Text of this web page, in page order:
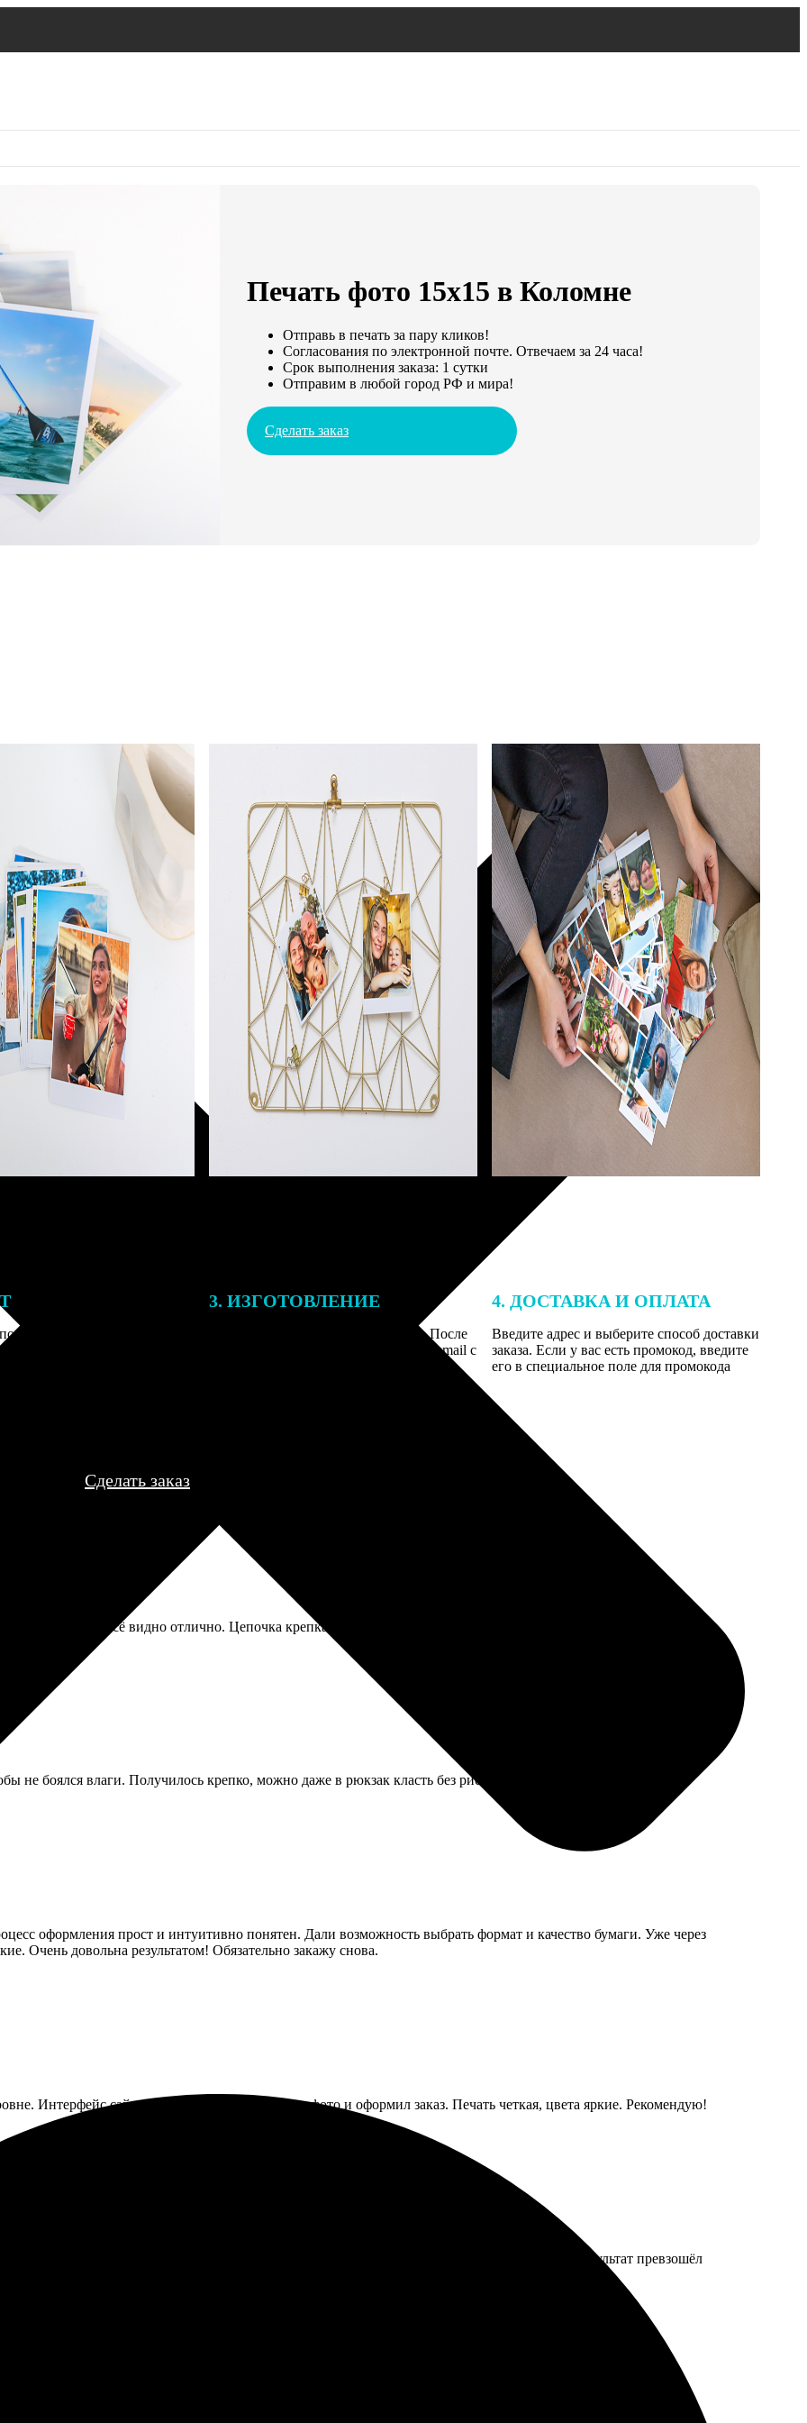
Печать фото 15х15 в Коломне
Отправь в печать за пару кликов!
Согласования по электронной почте. Отвечаем за 24 часа!
Срок выполнения заказа: 1 сутки
Отправим в любой город РФ и мира!
Сделать заказ
заказа к печати
могут связаться с Вами
телефону или email для
деталей.
3. ИЗГОТОВЛЕНИЕ
Оплатите заказ банковской картой. После
оплаты получите подтверждение на email с
описанием заказа. Когда отправим заказ
4. ДОСТАВКА И ОПЛАТА
Введите адрес и выберите способ доставки
заказа. Если у вас есть промокод, введите
его в специальное поле для промокода
Сделать заказ
удивила — всё видно отлично. Цепочка крепкая, не оторвалась за месяц ношения на ключах.
не боялся влаги. Получилось крепко, можно даже в рюкзак класть без риска помять.
оформления прост и интуитивно понятен. Дали возможность выбрать формат и качество бумаги. Уже через
Очень довольна результатом! Обязательно закажу снова.
Интерфейс сайта удобный, просто загрузил фото и оформил заказ. Печать четкая, цвета яркие. Рекомендую!
оперативно и качественно. Удобный интерфейс, легко загрузить фото и выбрать размер. Результат превзошёл